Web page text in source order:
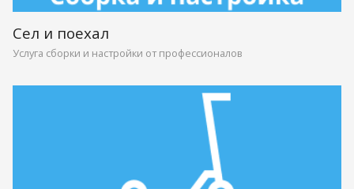
Сел и поехал
Услуга сборки и настройки от профессионалов